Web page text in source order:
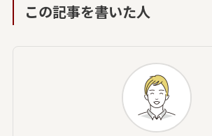
この記事を書いた人